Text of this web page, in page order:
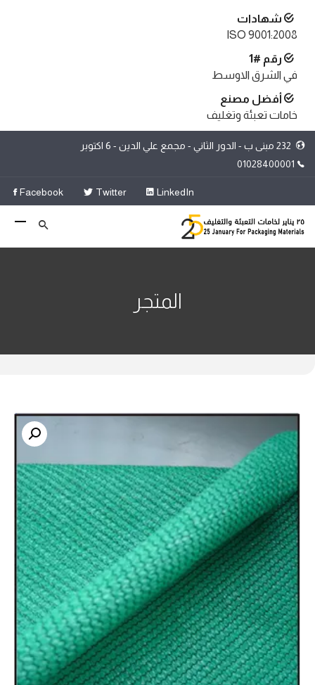
شهادات
ISO 9001:2008
رقم #1
في الشرق الاوسط
أفضل مصنع
خامات تعبئة وتغليف
01028400001
Facebook Twitter LinkedIn
المتجر